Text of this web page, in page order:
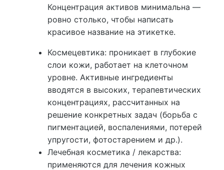
Концентрация активов минимальна —
ровно столько, чтобы написать
красивое название на этикетке.
Космецевтика: проникает в глубокие
слои кожи, работает на клеточном
уровне. Активные ингредиенты
вводятся в высоких, терапевтических
концентрациях, рассчитанных на
решение конкретных задач (борьба с
пигментацией, воспалениями, потерей
упругости, фотостарением и др.).
Лечебная косметика / лекарства:
применяются для лечения кожных